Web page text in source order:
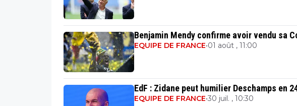
Benjamin Mendy confirme avoir vendu sa
EQUIPE DE FRANCE•01 août , 11:00
EdF : Zidane peut humilier Deschamps en
EQUIPE DE FRANCE•30 juil. , 10:30